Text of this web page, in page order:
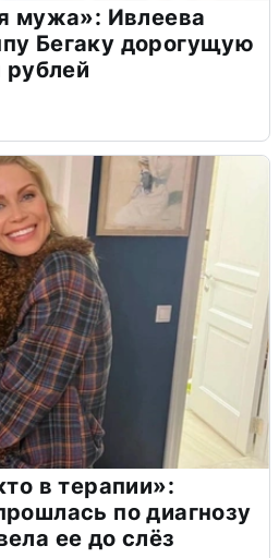
мужа»: Ивлеева
Бегаку дорогущую
рублей
в терапии»:
по диагнозу
ее до слёз